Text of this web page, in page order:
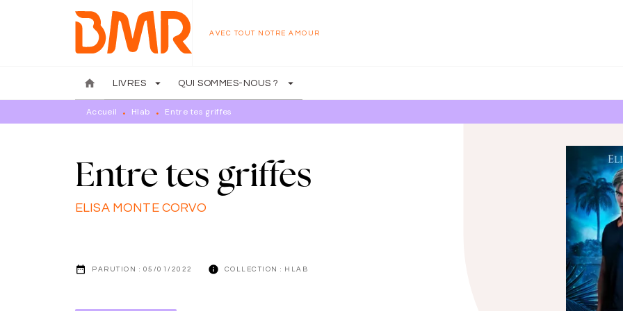
MENU RECHERCHE
AVEC TOUT NOTRE AMOUR
home LIVRES arrow_drop_down QUI SOMMES-NOUS ? arrow_drop_down
Accueil • Hlab • Entre tes griffes
Entre tes griffes
ELISA MONTE CORVO
date_range PARUTION : 05/01/2022 info COLLECTION : HLAB